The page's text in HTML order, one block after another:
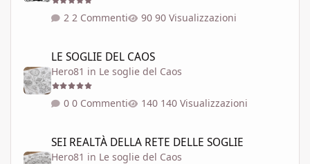
2 Commenti 90 Visualizzazioni
LE SOGLIE DEL CAOS
Hero81 in Le soglie del Caos
0 Commenti 140 Visualizzazioni
SEI REALTÀ DELLA RETE DELLE SOGLIE
Hero81 in Le soglie del Caos